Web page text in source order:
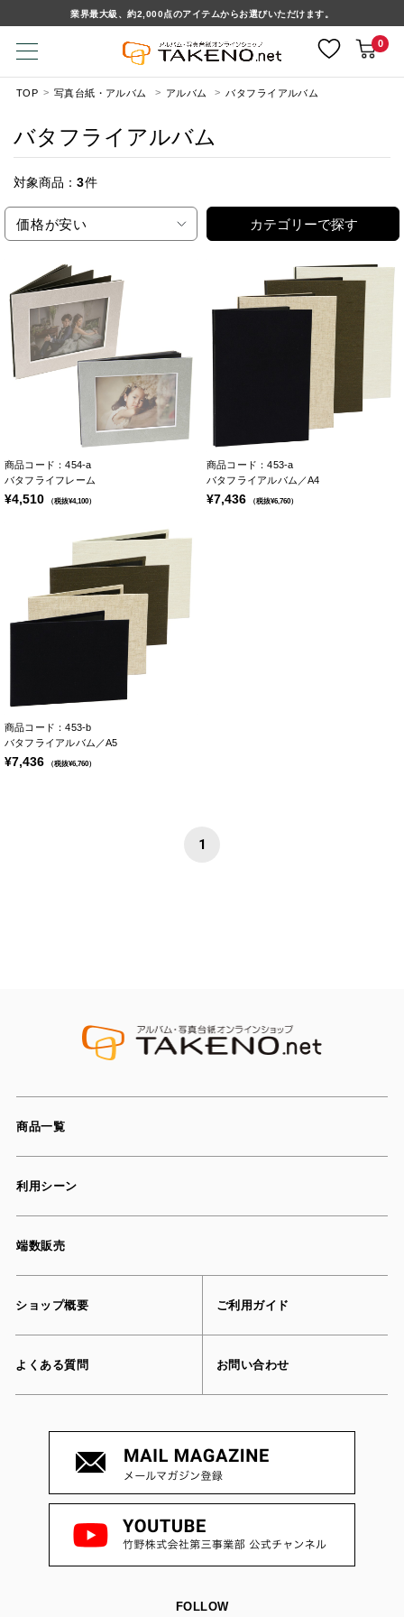
業界最大級、約2,000点のアイテムからお選びいただけます。
0
TOP 写真台紙・アルバム アルバム バタフライアルバム
バタフライアルバム
対象商品： 3件
価格が安い カテゴリーで探す
商品コード：454-a
バタフライフレーム
¥4,510 （税抜¥4,100）
商品コード：453-a
バタフライアルバム／A4
¥7,436 （税抜¥6,760）
商品コード：453-b
バタフライアルバム／A5
¥7,436 （税抜¥6,760）
1
商品一覧
利用シーン
端数販売
ショップ概要 ご利用ガイド
よくある質問 お問い合わせ
FOLLOW